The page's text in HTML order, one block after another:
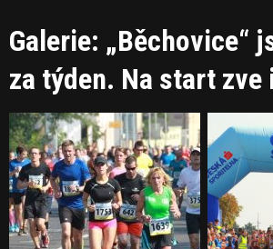
Galerie: „Běchovice“
za týden. Na start zve